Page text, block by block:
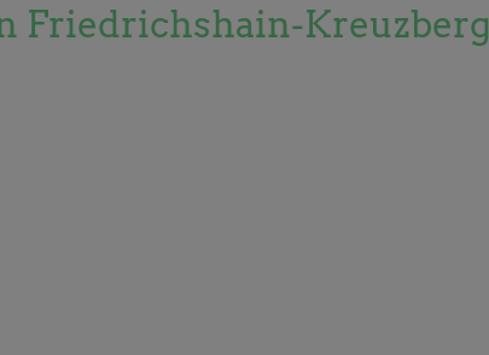
Friedrichshain-Kreuzberg